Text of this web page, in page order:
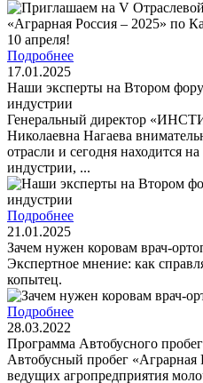
Подробнее
17.01.2025
Наши эксперты на Втором
индустрии
Генеральный директор
Николаевна Нагаева
отрасли и сегодня находится
индустрии, ...
Подробнее
21.01.2025
Зачем нужен коровам врач-
Экспертное мнение: как
копытец.
Подробнее
28.03.2022
Программа Автобусного
Автобусный пробег «Аграрная
ведущих агропредприятия